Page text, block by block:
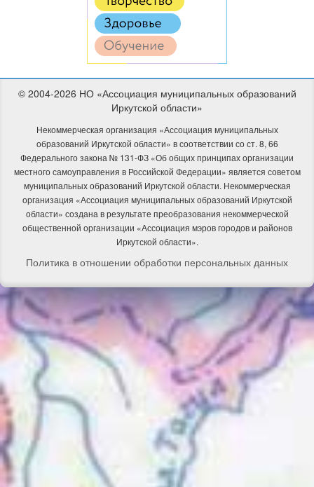
© 2004-2026 НО «Ассоциация муниципальных образований
Иркутской области»
Некоммерческая организация «Ассоциация муниципальных
образований Иркутской области» в соответствии со ст. 8, 66
Федерального закона № 131-ФЗ «Об общих принципах организации
местного самоуправления в Российской Федерации» является советом
муниципальных образований Иркутской области. Некоммерческая
организация «Ассоциация муниципальных образований Иркутской
области» создана в результате преобразования некоммерческой
общественной организации «Ассоциация мэров городов и районов
Иркутской области».
Политика в отношении обработки персональных данных